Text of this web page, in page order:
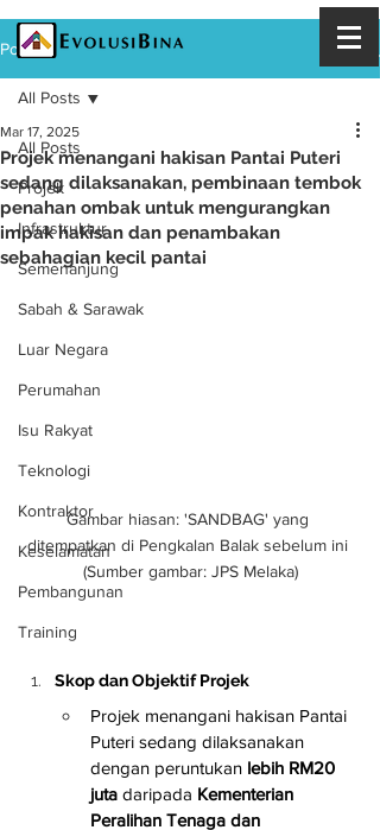
Post
All Posts
Projek
Infrastruktur
Semenanjung
Sabah & Sarawak
Luar Negara
Perumahan
Isu Rakyat
Teknologi
Kontraktor
Keselamatan
Pembangunan
Training
All Posts
Projek menangani hakisan Pantai Puteri
sedang dilaksanakan, pembinaan tembok
penahan ombak untuk mengurangkan
impak hakisan dan penambakan
sebahagian kecil pantai
Mar 17, 2025
Gambar hiasan: 'SANDBAG' yang
ditempatkan di Pengkalan Balak sebelum ini
(Sumber gambar: JPS Melaka)
Skop dan Objektif Projek
Projek menangani hakisan Pantai
Puteri sedang dilaksanakan
dengan peruntukan lebih RM20
juta daripada Kementerian
Peralihan Tenaga dan